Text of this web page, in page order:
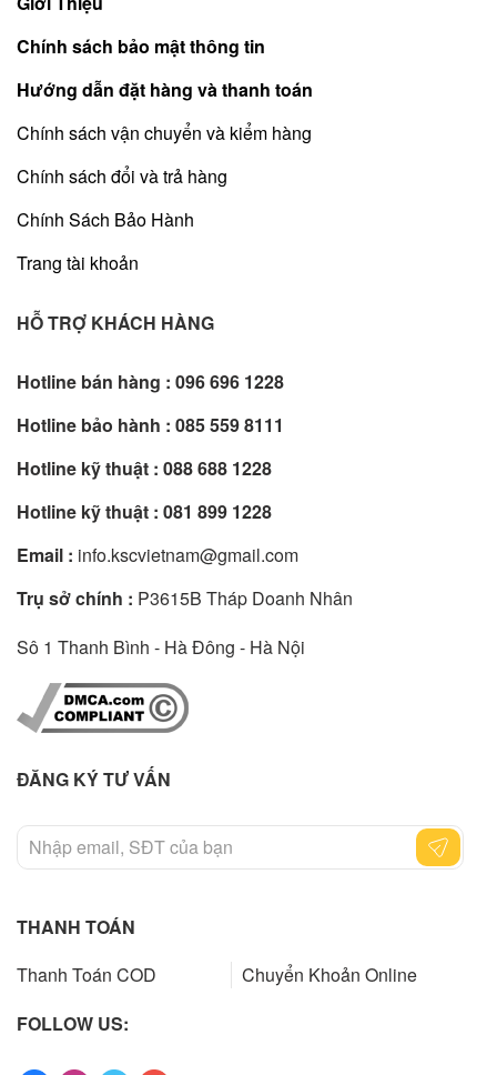
Chính sách bảo mật thông tin
Hướng dẫn đặt hàng và thanh toán
Chính sách vận chuyển và kiểm hàng
Chính sách đổi và trả hàng
Chính Sách Bảo Hành
Trang tài khoản
HỖ TRỢ KHÁCH HÀNG
Hotline bán hàng : 096 696 1228
Hotline bảo hành : 085 559 8111
Hotline kỹ thuật : 088 688 1228
Hotline kỹ thuật : 081 899 1228
Email : info.kscvietnam@gmail.com
Trụ sở chính : P3615B Tháp Doanh Nhân
Sô 1 Thanh Bình - Hà Đông - Hà Nội
ĐĂNG KÝ TƯ VẤN
THANH TOÁN
Thanh Toán COD
Chuyển Khoản Online
FOLLOW US: